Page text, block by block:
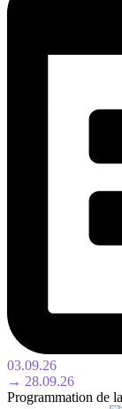
03.09.26
→ 28.09.26
Programmation de